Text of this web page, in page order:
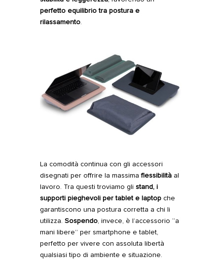
perfetto equilibrio tra postura e
rilassamento.
La comodità continua con gli accessori
disegnati per offrire la massimaflessibilitàal
lavoro. Tra questi troviamo gli stand , i
supporti pieghevoli per tablet e laptopche
garantiscono una postura corretta a chi li
utilizza. Sospendo, invece, è l’accessorio “a
mani libere” per smartphone e tablet,
perfetto per vivere con assoluta libertà
qualsiasi tipo di ambiente e situazione.